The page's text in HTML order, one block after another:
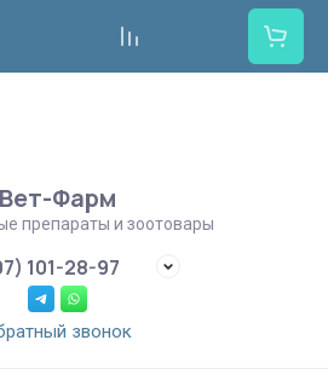
Вет-Фарм
препараты и зоотовары
101-28-97
звонок